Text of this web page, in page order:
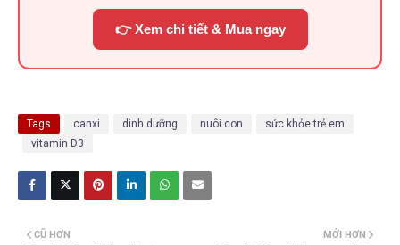
👉 Xem chi tiết & Mua ngay
Tags canxi dinh dưỡng nuôi con
sức khỏe trẻ em
vitamin D3
MỚI HƠN
CŨ HƠN